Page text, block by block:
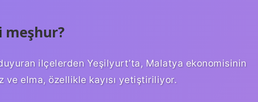
meşhur?
ilçelerden Yeşilyurt’ta, Malatya ekonomisinin
elma, özellikle kayısı yetiştiriliyor.